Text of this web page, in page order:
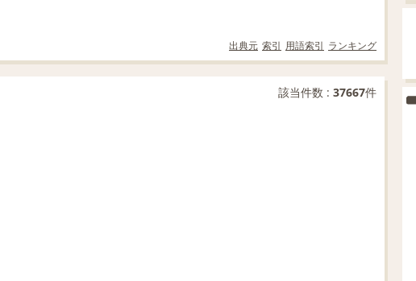
出典元 索引 用語索引 ランキング
該当件数 : 37667件